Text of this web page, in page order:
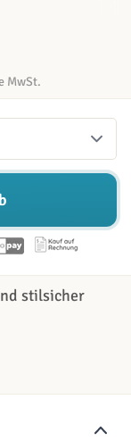
MwSt.
stilsicher